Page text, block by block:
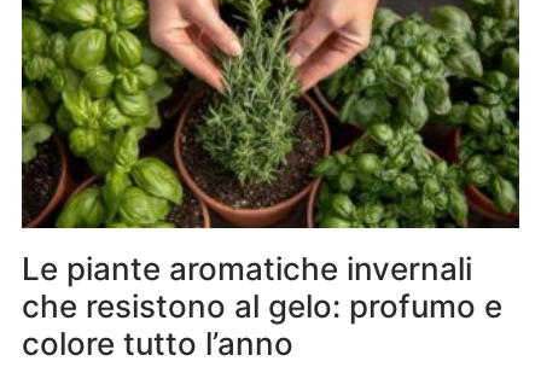
Le piante aromatiche invernali
che resistono al gelo: profumo e
colore tutto l’anno